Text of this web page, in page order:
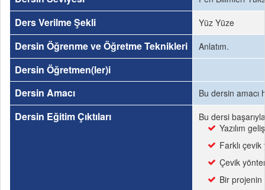
Ders Verilme Şekli Yüz Yüze
Dersin Öğrenme ve Öğretme Teknikleri Anlatım.
Dersin Öğretmen(ler)i
Dersin Amacı
Bu dersin amacı
Dersin Eğitim Çıktıları
Bu dersi
Yazılım
Farklı çevik
Çevik
Bir